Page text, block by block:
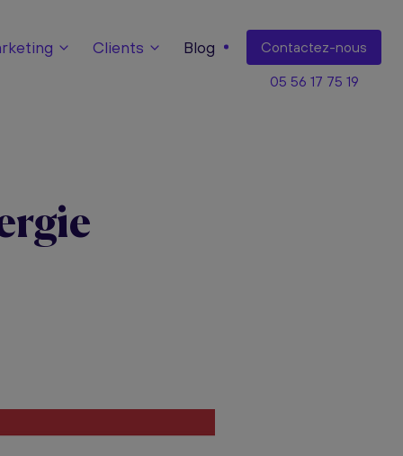
Clients Blog Contactez-nous
05 56 17 75 19